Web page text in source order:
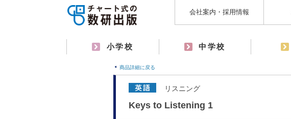
会社案内・採用情報
小学校 中学校
商品詳細に戻る
リスニング
Keys to Listening 1